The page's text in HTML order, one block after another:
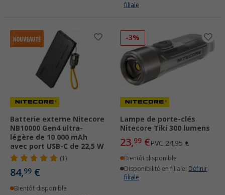
filiale
Batterie externe Nitecore
NB10000 Gen4 ultra-
légère de 10 000 mAh
avec port USB-C de 22,5 W
(1)
84,99 €
Bientôt disponible
-3%
Lampe de porte-clés
Nitecore Tiki 300 lumens
23,99 €PVC 24,95 €
Bientôt disponible
Disponibilité en filiale: Définir
filiale